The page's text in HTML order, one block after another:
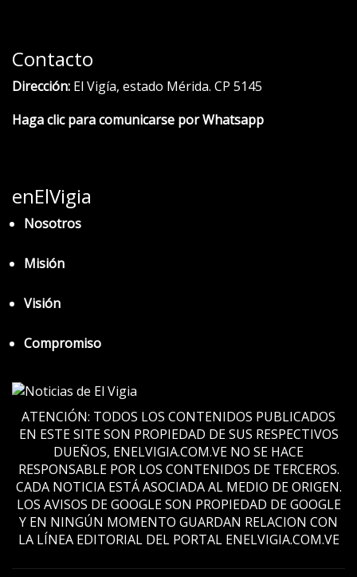
Contacto
Dirección: El Vigía, estado Mérida. CP 5145
Haga clic para comunicarse por Whatsapp
enElVigia
Nosotros
Misión
Visión
Compromiso
ATENCIÓN: TODOS LOS CONTENIDOS PUBLICADOS
EN ESTE SITE SON PROPIEDAD DE SUS RESPECTIVOS
DUEÑOS, ENELVIGIA.COM.VE NO SE HACE
RESPONSABLE POR LOS CONTENIDOS DE TERCEROS.
CADA NOTICIA ESTÁ ASOCIADA AL MEDIO DE ORIGEN.
LOS AVISOS DE GOOGLE SON PROPIEDAD DE GOOGLE
Y EN NINGÚN MOMENTO GUARDAN RELACION CON
LA LÍNEA EDITORIAL DEL PORTAL ENELVIGIA.COM.VE